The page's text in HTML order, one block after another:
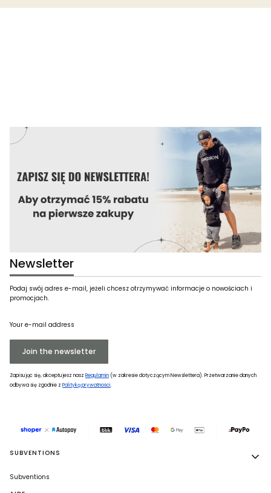
Newsletter
Podaj swój adres e-mail, jeżeli chcesz otrzymywać informacje o nowościach i
promocjach.
Your e-mail address
Join the newsletter
Zapisując się, akceptujesz nasz Regulamin (w zakresie dotyczącym Newslettera). Przetwarzanie danych
odbywa się zgodnie z Polityką prywatności.
Footer menu
SUBVENTIONS
Subventions